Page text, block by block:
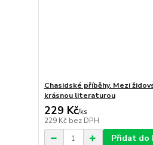
Chasidské příběhy. Mezi
krásnou literaturou
229 Kč/ks
229 Kč bez DPH
Přidat do